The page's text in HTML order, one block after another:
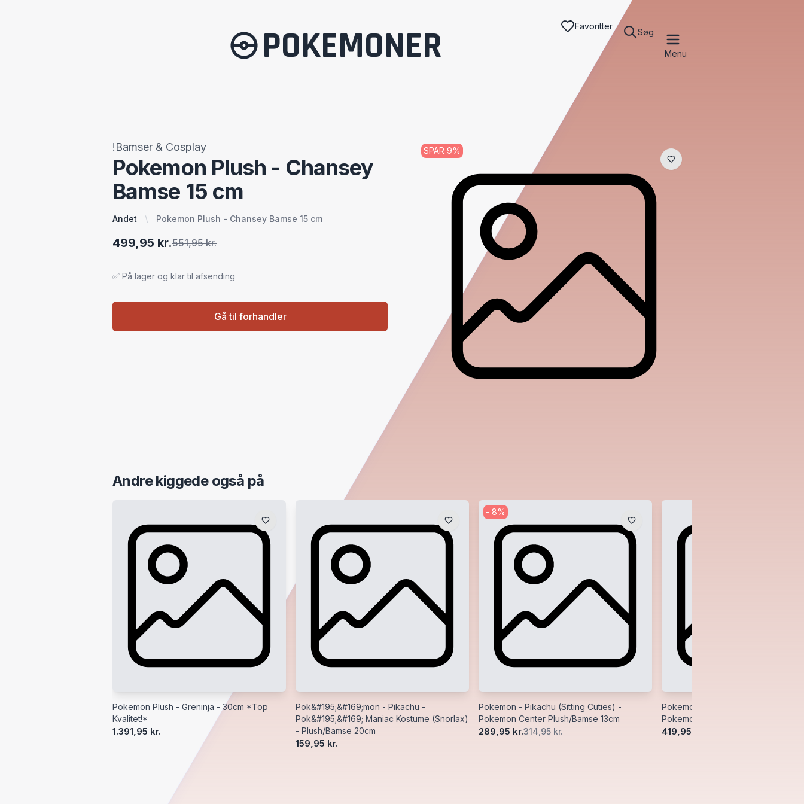
POKEMONER Favoritter
Søg
Menu
!Bamser & Cosplay
Pokemon Plush - Chansey
Bamse 15 cm
Andet Pokemon Plush - Chansey Bamse 15 cm
499,95 kr.551,95 kr.
✅ På lager og klar til afsending
Gå til forhandler
SPAR 9%
Andre kiggede også på
Pokemon Plush - Greninja - 30cm *Top
Kvalitet!*
1.391,95 kr.
Pok&#195;&#169;mon - Pikachu -
Pok&#195;&#169; Maniac Kostume (Snorlax)
- Plush/Bamse 20cm
159,95 kr.
- 8%
Pokemon - Pikachu (Sitting Cuties) -
Pokemon Center Plush/Bamse 13cm
289,95 kr.314,95 kr.
Pokemon - Golem (Sitting Cuties) -
Pokemon Center Plush/Bamse 12cm
419,95 kr.